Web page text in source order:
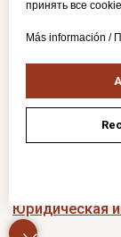
принять все
Más información /